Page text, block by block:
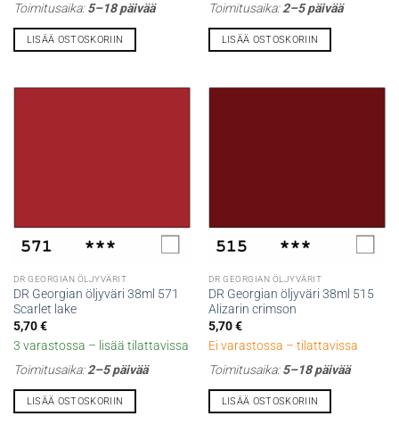
Toimitusaika:5–18 päivää
LISÄÄ OSTOSKORIIN
Toimitusaika:2–5 päivää
LISÄÄ OSTOSKORIIN
DR GEORGIAN ÖLJYVÄRIT
DR Georgian öljyväri 38ml 571
Scarlet lake
5,70€
3 varastossa – lisää tilattavissa
Toimitusaika:2–5 päivää
LISÄÄ OSTOSKORIIN
DR GEORGIAN ÖLJYVÄRIT
DR Georgian öljyväri 38ml 515
Alizarin crimson
5,70€
Ei varastossa – tilattavissa
Toimitusaika:5–18 päivää
LISÄÄ OSTOSKORIIN